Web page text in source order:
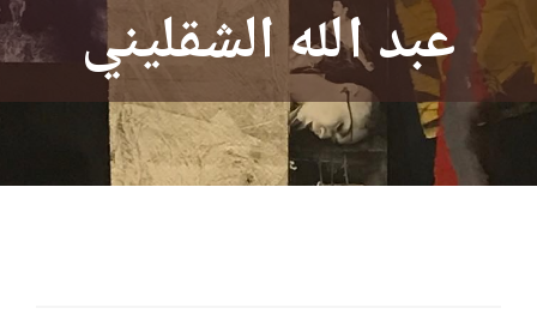
عبد الله الشقليني